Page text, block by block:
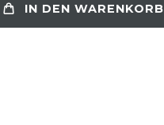
IN DEN WARENKORB